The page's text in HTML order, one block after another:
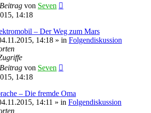
von Seven
14:18
– Der Weg zum Mars
14:18 » in Folgendiskussion
von Seven
14:18
– Die fremde Oma
14:11 » in Folgendiskussion